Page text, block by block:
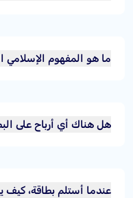
ما هو المفهوم الإسلامي
هل هناك أي أرباح على
عندما أستلم بطاقة، كيف